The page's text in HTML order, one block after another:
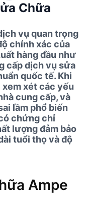
Chữa
vụ quan trọng
chính xác của
hàng đầu như
cấp dịch vụ sửa
quốc tế. Khi
xét các yếu
cung cấp, và
lầm phổ biến
chứng chỉ
lượng đảm bảo
tuổi thọ và độ
Ampe